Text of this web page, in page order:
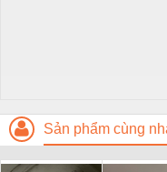
Sản phẩm cùng